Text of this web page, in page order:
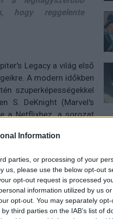
Information
parties, or processing of your
us, please use the below opt-out
opt-out request is processed
information utilized by us
opt-out. You may separately
third parties on the IAB’s list of
hogy reggelente
Legacy a világ első
A modern időkben
szuperképességekkel
S. DeKnight (Marvel's
a Netflixhez, a sorozat
segédletével. DeKnight
életét mutatja be, aki
a bénákat újra
fog megbirkózni az
Gout (Marvel's
(Molly's Game, Instinct)